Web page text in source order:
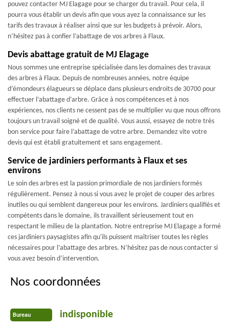
pouvez contacter MJ Elagage pour se charger du travail. Pour cela, il
pourra vous établir un devis afin que vous ayez la connaissance sur les
tarifs des travaux à réaliser ainsi que sur les budgets à prévoir. Alors,
n’hésitez pas à confier l’abattage de vos arbres à Flaux.
Devis abattage gratuit de MJ Elagage
Nous sommes une entreprise spécialisée dans les domaines des travaux
des arbres à Flaux. Depuis de nombreuses années, notre équipe
d’émondeurs élagueurs se déplace dans plusieurs endroits de 30700 pour
effectuer l’abattage d’arbre. Grâce à nos compétences et à nos
expériences, nos clients ne cessent pas de se multiplier vu que nous offrons
toujours un travail soigné et de qualité. Vous aussi, essayez de notre très
bon service pour faire l’abattage de votre arbre. Demandez vite votre
devis qui est établi gratuitement et sans engagement.
Service de jardiniers performants à Flaux et ses
environs
Le soin des arbres est la passion primordiale de nos jardiniers formés
régulièrement. Pensez à nous si vous avez le projet de couper des arbres
inutiles ou qui semblent dangereux pour les environs. Jardiniers qualifiés et
compétents dans le domaine, ils travaillent sérieusement tout en
respectant le milieu de la plantation. Notre entreprise MJ Elagage a formé
ces jardiniers paysagistes afin qu'ils puissent maîtriser toutes les règles
nécessaires pour l’abattage des arbres. N’hésitez pas de nous contacter si
vous avez besoin d’intervention.
Nos coordonnées
Bureau indisponible